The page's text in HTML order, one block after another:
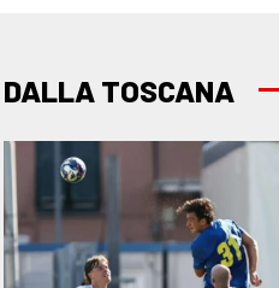
DALLA TOSCANA